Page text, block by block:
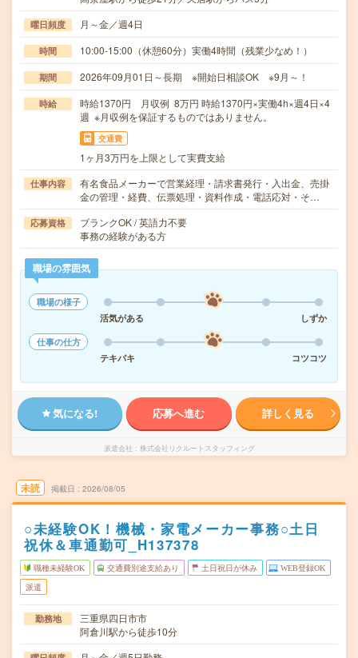
曜日頻度 月～金／週4日
時間 10:00-15:00（休憩60分）実働4時間（残業少なめ！）
期間 2026年09月01日～長期 ※開始日相談OK ※9月～！
時給
時給1370円 月収例 8万円 時給1370円×実働4h×週4日×4
週 ※月収例を保証するものではありません。
交通費
1ヶ月3万円を上限として実費支給
仕事内容
有名食品メーカーで営業経理・請求書発行・入出金、売掛
金の管理・経費、伝票処理・資料作成・電話応対・そ…
応募資格
ブランクOK / 英語力不要
事務の経験がある方
職場の雰囲気
職場の様子
活気がある
しずか
仕事の仕方
テキパキ
コツコツ
気になる! 応募へ進む 詳しく見る
派遣会社 株式会社リクルートスタッフィング
未読 掲載日 2026/08/05
○未経験OK！機械・家電メーカー事務○土日
祝休＆車通勤可_H137378
職種未経験OK 交通費別途支給あり 土日祝日が休み WEB登録OK
派遣
勤務地
三重県四日市市
阿倉川駅から徒歩10分